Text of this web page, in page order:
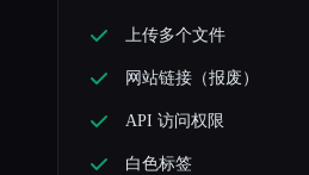
上传多个文件
网站链接（报废）
API 访问权限
白色标签